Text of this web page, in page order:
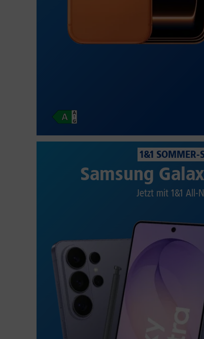
1&1 SOMMER-
Samsung
Jetzt mit 1&1 All-